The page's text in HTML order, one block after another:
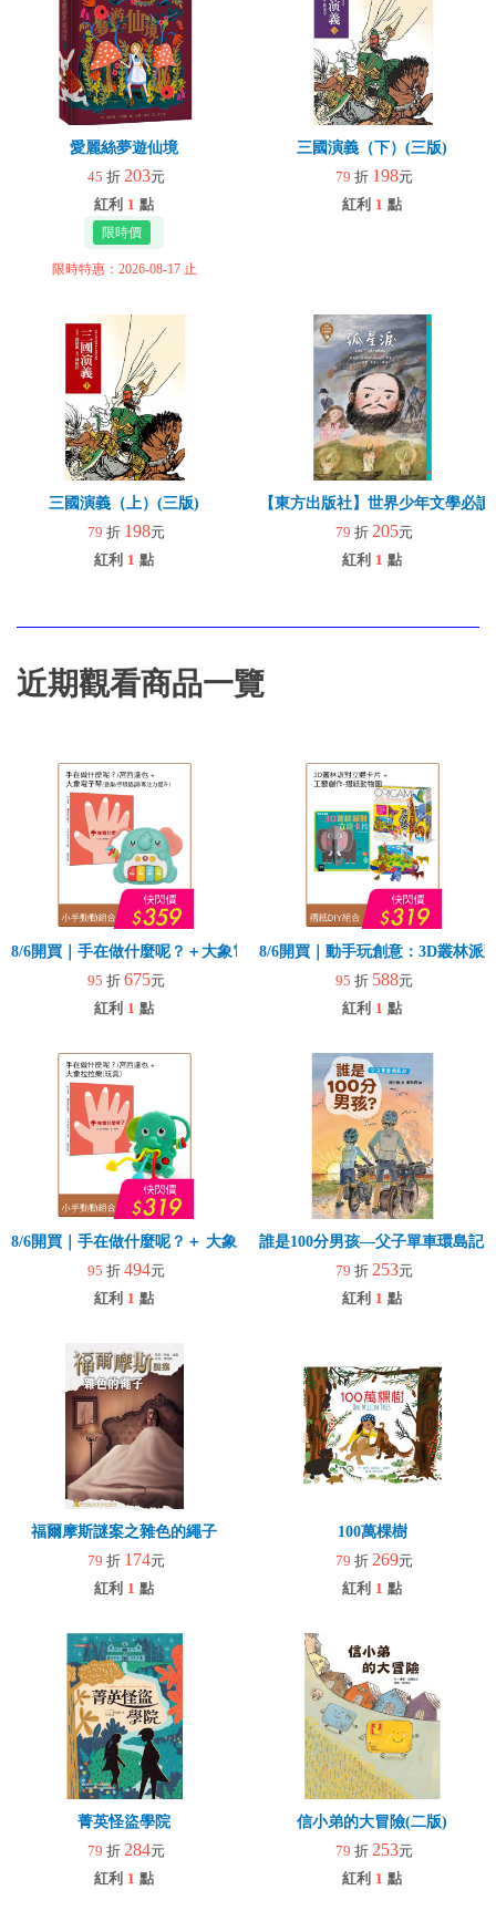
愛麗絲夢遊仙境
45 折 203元
紅利 1 點
限時特惠：2026-08-17 止
三國演義（下）(三版)
79 折 198元
紅利 1 點
三國演義（上）(三版)
79 折 198元
紅利 1 點
【東方出版社】世界少年文學必
79 折 205元
紅利 1 點
近期觀看商品一覽
8/6開買｜手在做什麼呢？＋大象電子琴
95 折 675元
紅利 1 點
8/6開買｜動手玩創意：3D叢林派
95 折 588元
紅利 1 點
8/6開買｜手在做什麼呢？＋ 大象拉拉樂(玩具)
95 折 494元
紅利 1 點
誰是100分男孩—父子單車環島記
79 折 253元
紅利 1 點
福爾摩斯謎案之雜色的繩子
79 折 174元
紅利 1 點
100萬棵樹
79 折 269元
紅利 1 點
菁英怪盜學院
79 折 284元
紅利 1 點
信小弟的大冒險(二版)
79 折 253元
紅利 1 點